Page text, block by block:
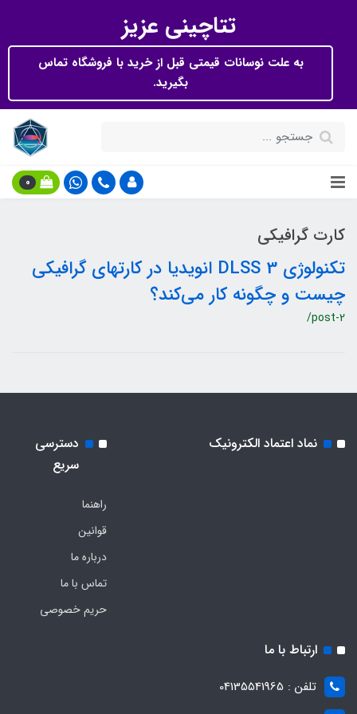
تتاچینی عزیز
به علت نوسانات قیمتی قبل از خرید با فروشگاه تماس
بگیرید.
0
کارت گرافیکی
تکنولوژی DLSS 3 انویدیا در کارتهای گرافیکی
چیست و چگونه کار می‌کند؟
/post-2
نماد اعتماد الکترونیک
دسترسی
سریع
راهنما
قوانین
درباره ما
تماس با ما
حریم خصوصی
ارتباط با ما
تلفن : 04135541965